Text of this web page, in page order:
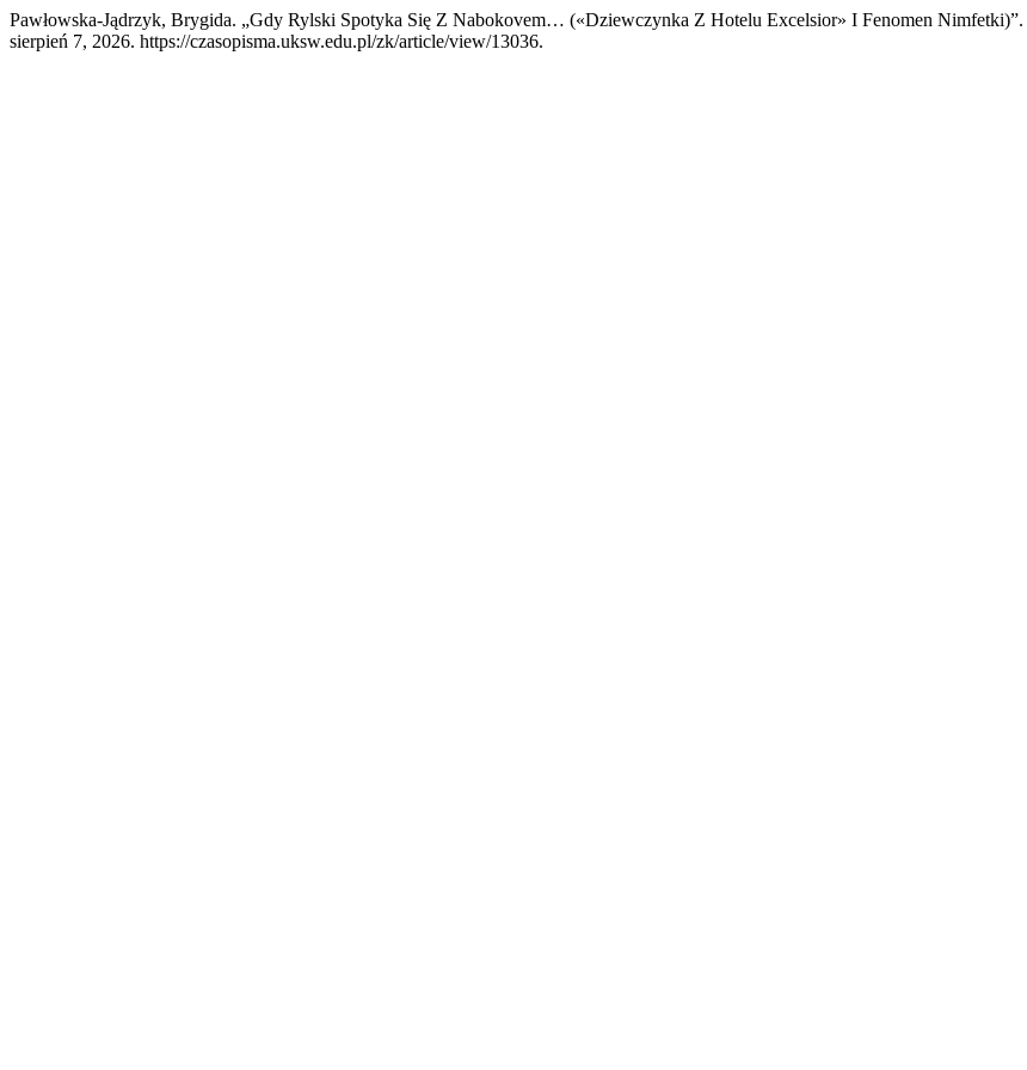
Pawłowska-Jądrzyk, Brygida. „Gdy Rylski Spotyka Się Z Nabokovem… («Dziewczynka Z Hotelu Excelsior» I Fenomen Nimfetki)”.
sierpień 7, 2026. https://czasopisma.uksw.edu.pl/zk/article/view/13036.